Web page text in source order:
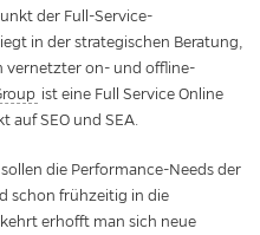
der Full-Service-
in der strategischen Beratung,
vernetzter on- und offline-
ist eine Full Service Online
SEO und SEA.
die Performance-Needs der
schon frühzeitig in die
erhofft man sich neue